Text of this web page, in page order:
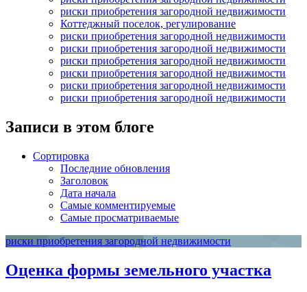
риски приобретения загородной недвижимости
Коттеджный поселок, регулирование
риски приобретения загородной недвижимости
риски приобретения загородной недвижимости
риски приобретения загородной недвижимости
риски приобретения загородной недвижимости
риски приобретения загородной недвижимости
риски приобретения загородной недвижимости
Записи в этом блоге
Сортировка
Последние обновления
Заголовок
Дата начала
Самые комментируемые
Самые просматриваемые
риски приобретения загородной недвижимости
Оценка формы земельного участка